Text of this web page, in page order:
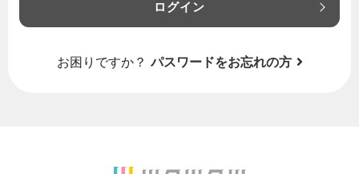
ログイン
お困りですか？ パスワードをお忘れの方